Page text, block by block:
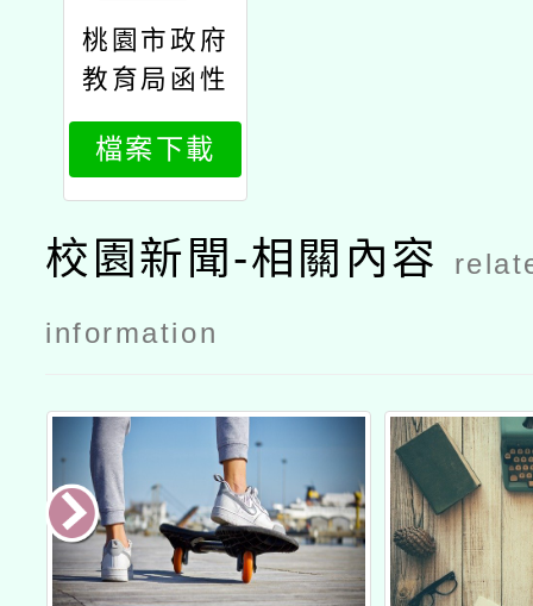
桃園市政府
教育局函性
別平等工作
法及勞動法
令諮詢
檔案下載
校園新聞-相關內容
information